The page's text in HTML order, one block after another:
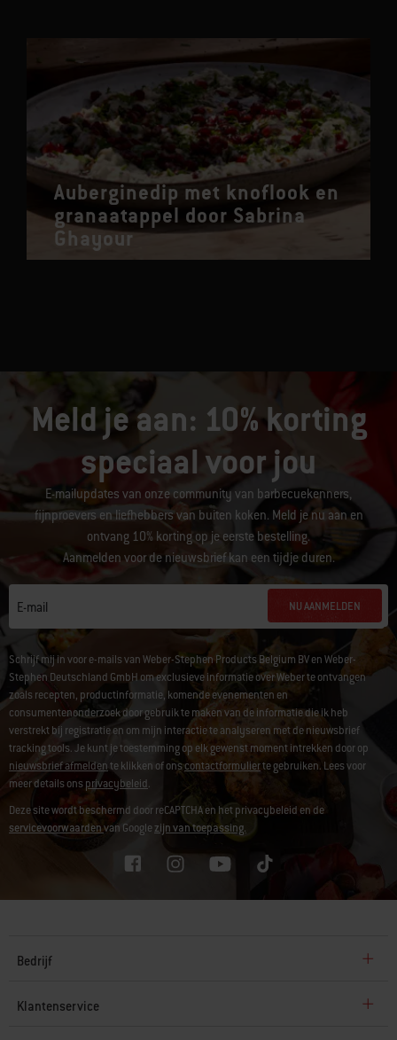
Auberginedip met knoflook en
granaatappel door Sabrina
Ghayour
Meld je aan: 10% korting
speciaal voor jou
E-mailupdates van onze community van barbecuekenners,
fijnproevers en liefhebbers van buiten koken. Meld je nu aan en
ontvang 10% korting op je eerste bestelling.
Aanmelden voor de nieuwsbrief kan een tijdje duren.
E-mail NU AANMELDEN
Schrijf mij in voor e-mails van Weber-Stephen Products Belgium BV en Weber-
Stephen Deutschland GmbH om exclusieve informatie over Weber te ontvangen
zoals recepten, productinformatie, komende evenementen en
consumentenonderzoek door gebruik te maken van de informatie die ik heb
verstrekt bij registratie en om mijn interactie te analyseren met de nieuwsbrief
tracking tools. Je kunt je toestemming op elk gewenst moment intrekken door op
nieuwsbrief afmeldente klikken of onscontactformulierte gebruiken. Lees voor
meer details onsprivacybeleid.
Deze site wordt beschermd door reCAPTCHA en het privacybeleid en de
servicevoorwaardenvan Googlezijn van toepassing.
Bedrijf
Klantenservice